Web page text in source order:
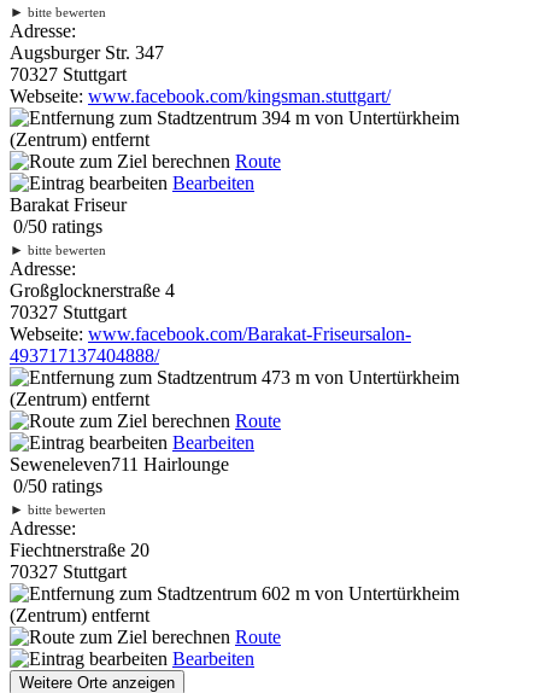
► bitte bewerten
Adresse:
Augsburger Str. 347
70327 Stuttgart
Webseite: www.facebook.com/kingsman.stuttgart/
394 m von Untertürkheim
(Zentrum) entfernt
Route
Bearbeiten
Barakat Friseur
0/50 ratings
► bitte bewerten
Adresse:
Großglocknerstraße 4
70327 Stuttgart
Webseite: www.facebook.com/Barakat-Friseursalon-
493717137404888/
473 m von Untertürkheim
(Zentrum) entfernt
Route
Bearbeiten
Seweneleven711 Hairlounge
0/50 ratings
► bitte bewerten
Adresse:
Fiechtnerstraße 20
70327 Stuttgart
602 m von Untertürkheim
(Zentrum) entfernt
Route
Bearbeiten
Weitere Orte anzeigen